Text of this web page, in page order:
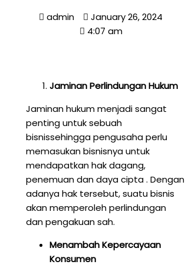
admin
January 26, 2024
4:07 am
Jaminan Perlindungan Hukum
Jaminan hukum menjadi sangat
penting untuk sebuah
bisnissehingga pengusaha perlu
memasukan bisnisnya untuk
mendapatkan hak dagang,
penemuan dan daya cipta . Dengan
adanya hak tersebut, suatu bisnis
akan memperoleh perlindungan
dan pengakuan sah.
Menambah Kepercayaan
Konsumen